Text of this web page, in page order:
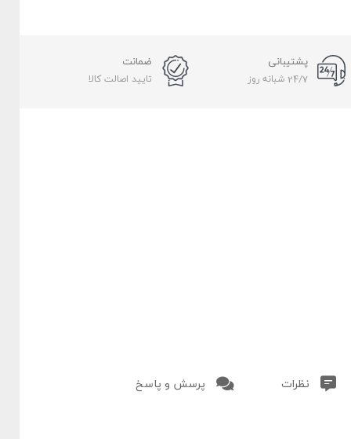
پشتیبانی
24/7 شبانه روز
ضمانت
تایید اصالت کالا
نظرات پرسش و پاسخ